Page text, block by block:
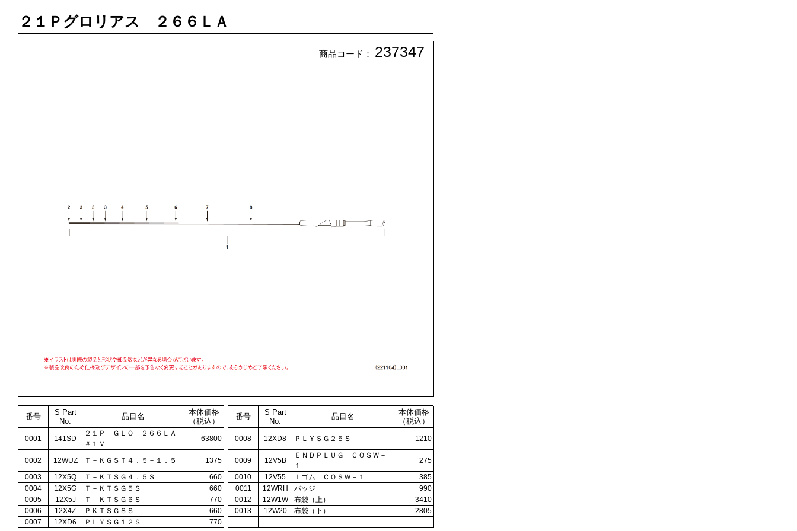
２１Ｐグロリアス ２６６ＬＡ
商品コード： 237347
番号
S Part
No.
品目名
本体価格
（税込）
番号
S Part
No.
品目名
本体価格
（税込）
0001 141SD
２１Ｐ ＧＬＯ ２６６ＬＡ
＃１Ｖ
63800 0008 12XD8 ＰＬＹＳＧ２５Ｓ 1210
0002 12WUZ Ｔ－ＫＧＳＴ４．５－１．５ 1375 0009 12V5B
ＥＮＤＰＬＵＧ ＣＯＳＷ－
１
275
0003
12X5Q Ｔ－ＫＴＳＧ４．５Ｓ 660 0010 12V55 Ｉゴム ＣＯＳＷ－１
385
0004
12X5G Ｔ－ＫＴＳＧ５Ｓ 660 0011 12WRH バッジ
990
0005
12X5J Ｔ－ＫＴＳＧ６Ｓ 770 0012 12W1W 布袋（上）
3410
0006
12X4Z ＰＫＴＳＧ８Ｓ 660 0013 12W20 布袋（下）
2805
0007
12XD6 ＰＬＹＳＧ１２Ｓ 770